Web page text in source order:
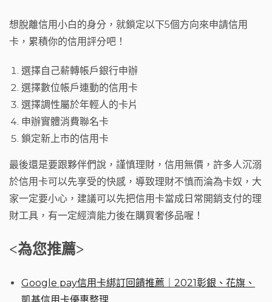
想脫離信用小白的身分，就鎖定以下5個方向來申請信用
卡，累積你的信用評分吧！
選擇自己薪轉帳戶銀行申辦
選擇數位帳戶連動的信用卡
選擇調性屬於年輕人的卡片
申辦實體消費聯名卡
鎖定新上市的信用卡
最後還是要跟夥伴們說，謹慎理財，信用無價，許多人沉溺
於信用卡可以先享受的快感，導致理財不慎而淪為卡奴，大
家一定要小心，建議可以先把信用卡當成日常開銷支付的理
財工具，有一定經濟能力後在購買奢侈品喔！
<為您推薦>
Google pay信用卡綁訂回饋推薦｜2021彰銀、花旗、